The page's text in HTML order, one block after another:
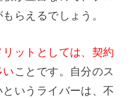
らえるでしょう。
リットとしては、契約
い ことです。自分のス
いうライバーは、不